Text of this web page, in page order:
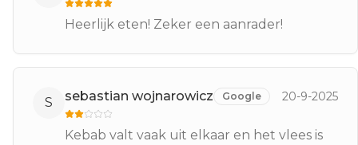
Heerlijk eten! Zeker een aanrader!
S sebastian wojnarowicz Google 20-9-2025
Kebab valt vaak uit elkaar en het vlees is